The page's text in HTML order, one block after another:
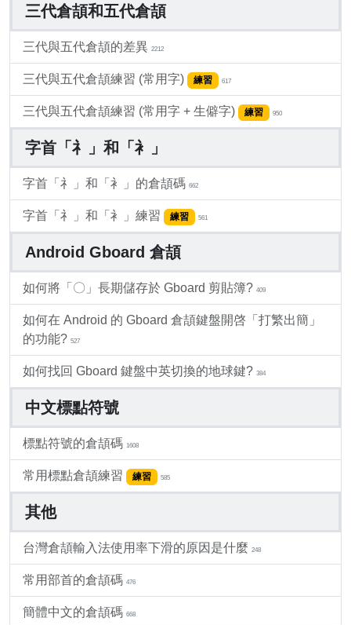
三代倉頡和五代倉頡
三代與五代倉頡的差異 2212
三代與五代倉頡練習 (常用字) 練習 617
三代與五代倉頡練習 (常用字 + 生僻字) 練習 950
字首「礻」和「衤」
字首「礻」和「衤」的倉頡碼 662
字首「礻」和「衤」練習 練習 561
Android Gboard 倉頡
如何將「〇」長期儲存於 Gboard 剪貼簿? 409
如何在 Android 的 Gboard 倉頡鍵盤開啓「打繁出簡」
的功能? 527
如何找回 Gboard 鍵盤中英切換的地球鍵? 384
中文標點符號
標點符號的倉頡碼 1608
常用標點倉頡練習 練習 585
其他
台灣倉頡輸入法使用率下滑的原因是什麼 248
常用部首的倉頡碼 476
簡體中文的倉頡碼 668